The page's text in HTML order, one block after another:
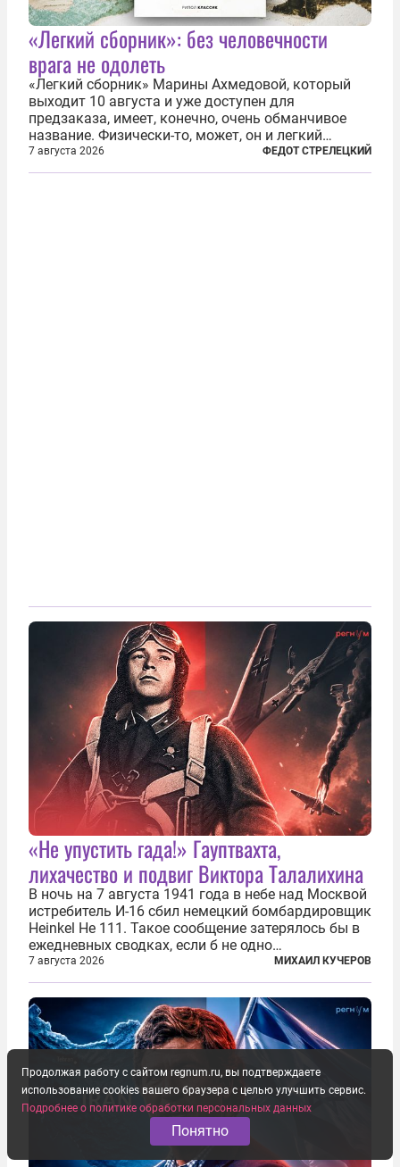
«Легкий сборник»: без человечности
врага не одолеть
«Легкий сборник» Марины Ахмедовой, который
выходит 10 августа и уже доступен для
предзаказа, имеет, конечно, очень обманчивое
название. Физически-то, может, он и легкий
относительно. Но метафизически —
безотносительно тяжелый. Десять рассказов,
7 августа 2026 ФЕДОТ СТРЕЛЕЦКИЙ
«Не упустить гада!» Гауптвахта,
лихачество и подвиг Виктора Талалихина
В ночь на 7 августа 1941 года в небе над Москвой
истребитель И-16 сбил немецкий бомбардировщик
Heinkel He 111. Такое сообщение затерялось бы в
ежедневных сводках, если б не одно
обстоятельство. Это был один из первых в
истории отечественной авиации ночных таранов.
У пилота — младшего лейтенанта...
7 августа 2026 МИХАИЛ КУЧЕРОВ
Продолжая работу с сайтом regnum.ru, вы подтверждаете
использование cookies вашего браузера с целью улучшить сервис.
Подробнее о политике обработки персональных данных
Понятно